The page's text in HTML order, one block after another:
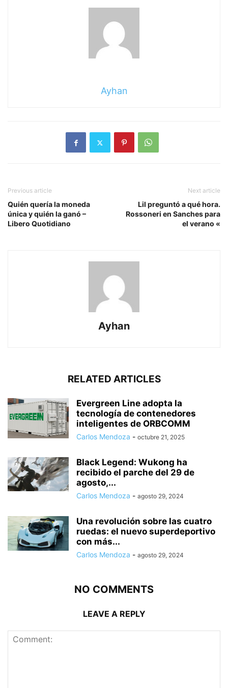
Ayhan
Previous article
Quién quería la moneda
única y quién la ganó –
Libero Quotidiano
Next article
Lil preguntó a qué hora.
Rossoneri en Sanches para
el verano «
Ayhan
RELATED ARTICLES
Evergreen Line adopta la
tecnología de contenedores
inteligentes de ORBCOMM
Carlos Mendoza - octubre 21, 2025
Black Legend: Wukong ha
recibido el parche del 29 de
agosto,...
Carlos Mendoza - agosto 29, 2024
Una revolución sobre las cuatro
ruedas: el nuevo superdeportivo
con más...
Carlos Mendoza - agosto 29, 2024
NO COMMENTS
LEAVE A REPLY